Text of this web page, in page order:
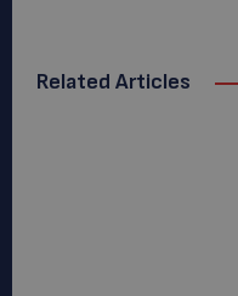
Related Articles